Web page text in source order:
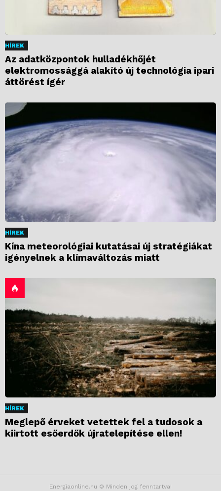
HÍREK
Az adatközpontok hulladékhőjét
elektromossággá alakító új technológia ipari
áttörést ígér
HÍREK
Kína meteorológiai kutatásai új stratégiákat
igényelnek a klímaváltozás miatt
HÍREK
Meglepő érveket vetettek fel a tudosok a
kiirtott esőerdők újratelepítése ellen!
Energiaonline.hu © Minden jog fenntartva!